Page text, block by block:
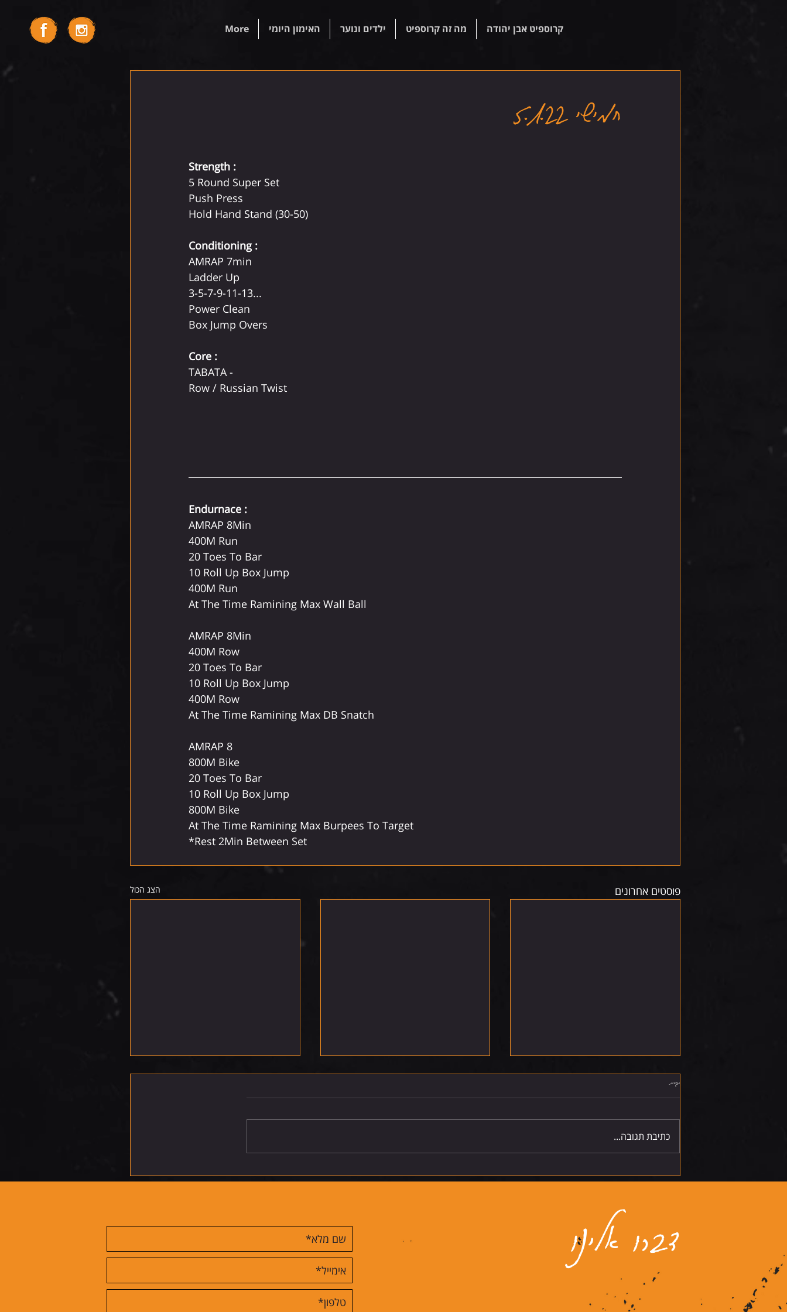
קרוספיט אבן יהודה מה זה קרוספיט ילדים ונוער האימון היומי More
חמישי 5.1.22
Strength :
5 Round Super Set
Push Press
Hold Hand Stand (30-50)
Conditioning :
AMRAP 7min
Ladder Up
3-5-7-9-11-13...
Power Clean
Box Jump Overs
Core :
TABATA -
Row / Russian Twist
Endurnace :
AMRAP 8Min
400M Run
20 Toes To Bar
10 Roll Up Box Jump
400M Run
At The Time Ramining Max Wall Ball
AMRAP 8Min
400M Row
20 Toes To Bar
10 Roll Up Box Jump
400M Row
At The Time Ramining Max DB Snatch
AMRAP 8
800M Bike
20 Toes To Bar
10 Roll Up Box Jump
800M Bike
At The Time Ramining Max Burpees To Target
*Rest 2Min Between Set
פוסטים אחרונים הצג הכול
תגובות
כתיבת תגובה...
דברו אלינו